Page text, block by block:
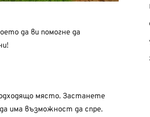
да ви помогне да
място. Застанете
има възможност да спре.